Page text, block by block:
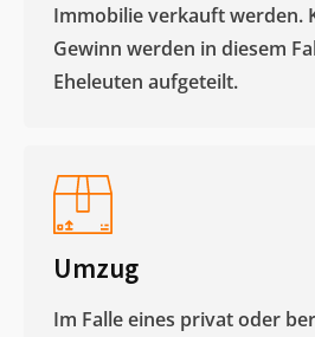
Immobilie verkauft werden.
Gewinn werden in diesem
Eheleuten aufgeteilt.​
Umzug
Im Falle eines privat oder